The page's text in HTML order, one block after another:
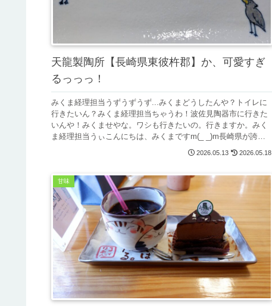
天龍製陶所【長崎県東彼杵郡】か、可愛すぎ
るっっっ！
みくま経理担当うずうずうず...みくまどうしたんや？トイレに
行きたいん？みくま経理担当ちゃうわ！波佐見陶器市に行きた
いんや！みくませやな。ワシも行きたいの。行きますか。みく
ま経理担当うぃこんにちは、みくまですm(_ _)m長崎県が誇る
2026.05.13 2026.05.18
甘味